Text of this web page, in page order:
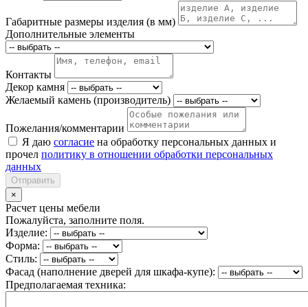
Габаритные размеры изделия (в мм)
Дополнительные элементы
Контакты
Декор камня
Желаемый камень (производитель)
Пожелания/комментарии
Я даю согласие на обработку персональных данных и
прочел политику в отношении обработки персональных
данных
Отправить
×
Расчет цены мебели
Пожалуйста, заполните поля.
Изделие:
Форма:
Стиль:
Фасад (наполнение дверей для шкафа-купе):
Предполагаемая техника: